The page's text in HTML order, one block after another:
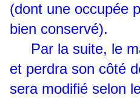
(dont une occupée
bien conservé).
Par la suite, le
et perdra son côté
sera modifié selon